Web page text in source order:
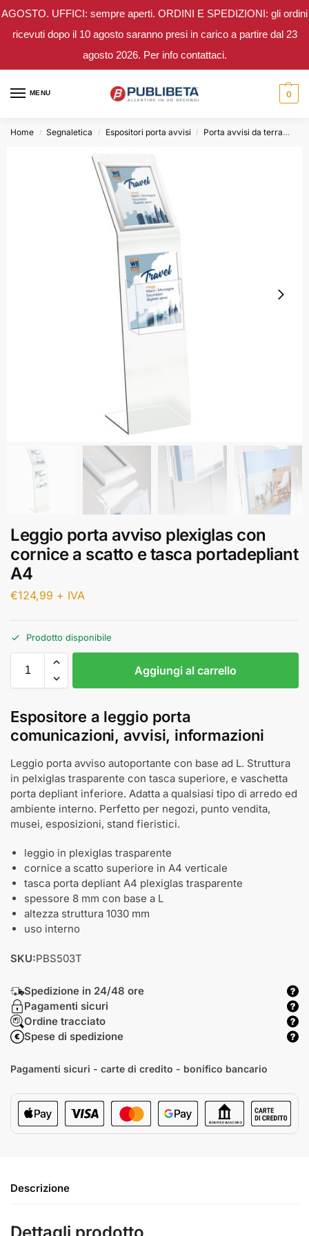
AGOSTO. UFFICI: sempre aperti. ORDINI E SPEDIZIONI: gli ordini
ricevuti dopo il 10 agosto saranno presi in carico a partire dal 23
agosto 2026. Per info contattaci.
MENU 0
Home / Segnaletica / Espositori porta avvisi / Porta avvisi da terra
Leggio porta avviso plexiglas con
cornice a scatto e tasca portadepliant
A4
€124,99 + IVA
Prodotto disponibile
Aggiungi al carrello
Espositore a leggio porta
comunicazioni, avvisi, informazioni
Leggio porta avviso autoportante con base ad L. Struttura
in pelxiglas trasparente con tasca superiore, e vaschetta
porta depliant inferiore. Adatta a qualsiasi tipo di arredo ed
ambiente interno. Perfetto per negozi, punto vendita,
musei, esposizioni, stand fieristici.
leggio in plexiglas trasparente
cornice a scatto superiore in A4 verticale
tasca porta depliant A4 plexiglas trasparente
spessore 8 mm con base a L
altezza struttura 1030 mm
uso interno
SKU:PBS503T
Spedizione in 24/48 ore
Pagamenti sicuri
Ordine tracciato
Spese di spedizione
Pagamenti sicuri - carte di credito - bonifico bancario
Descrizione